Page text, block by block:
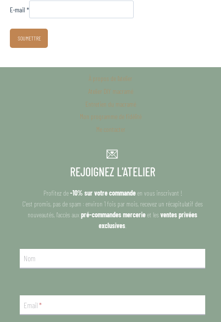
E-mail *
À propos de l’atelier
Atelier DIY macramé
Entretien du macramé
Mon programme de fidélité
Me contacter
💌
REJOIGNEZ L'ATELIER
Profitez de-10% sur votre commandeen vous inscrivant !
C'est promis, pas de spam : environ 1 fois par mois, recevez un récapitulatif des
nouveautés, l'accès aux pré-commandes mercerie et lesventes privées
exclusives.
Nom
Email*